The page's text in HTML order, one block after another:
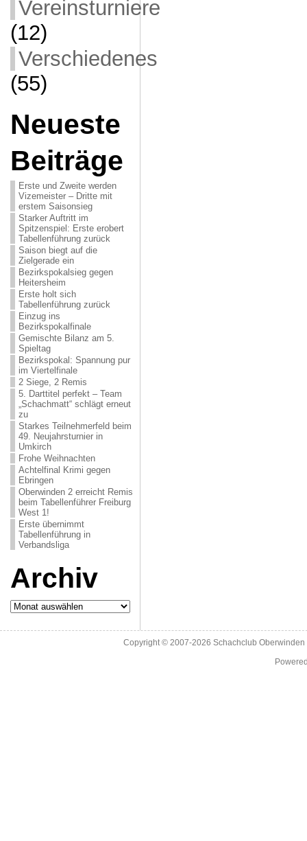
Vereinsturniere
(12)
Verschiedenes
(55)
Neueste
Beiträge
Erste und Zweite werden
Vizemeister – Dritte mit
erstem Saisonsieg
Starker Auftritt im
Spitzenspiel: Erste erobert
Tabellenführung zurück
Saison biegt auf die
Zielgerade ein
Bezirkspokalsieg gegen
Heitersheim
Erste holt sich
Tabellenführung zurück
Einzug ins
Bezirkspokalfinale
Gemischte Bilanz am 5.
Spieltag
Bezirkspokal: Spannung pur
im Viertelfinale
2 Siege, 2 Remis
5. Darttitel perfekt – Team
„Schachmatt“ schlägt erneut
zu
Starkes Teilnehmerfeld beim
49. Neujahrsturnier in
Umkirch
Frohe Weihnachten
Achtelfinal Krimi gegen
Ebringen
Oberwinden 2 erreicht Remis
beim Tabellenführer Freiburg
West 1!
Erste übernimmt
Tabellenführung in
Verbandsliga
Archiv
Archiv
Copyright © 2007-2026Schachclub Oberwinden